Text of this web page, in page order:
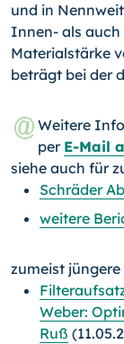
und in
Innen- als auch
Materialstärke
beträgt bei der
Weitere
per E-Mail
siehe auch für
Schräder
weitere
zumeist
Weber:
Ruß